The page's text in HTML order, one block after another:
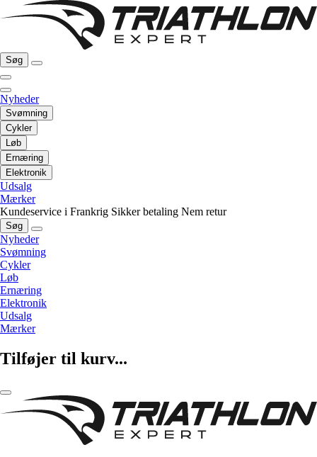
Søg
Nyheder
Svømning
Cykler
Løb
Ernæring
Elektronik
Udsalg
Mærker
Kundeservice i Frankrig Sikker betaling Nem retur
Søg
Nyheder
Svømning
Cykler
Løb
Ernæring
Elektronik
Udsalg
Mærker
Tilføjer til kurv...